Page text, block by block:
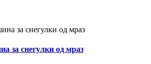
за снегулки од мраз